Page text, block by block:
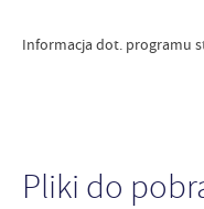
Informacja dot. programu
Pliki do